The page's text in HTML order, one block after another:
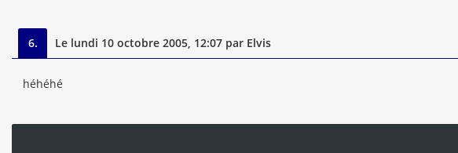
6. Le lundi 10 octobre 2005, 12:07 par Elvis
héhéhé